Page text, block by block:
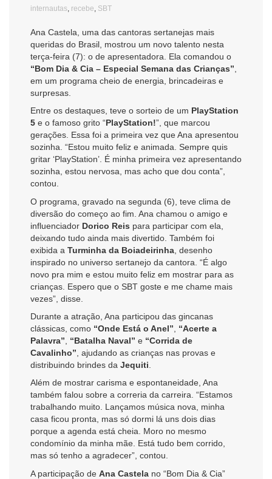
internautas recebe SBT
Ana Castela, uma das cantoras sertanejas mais
queridas do Brasil, mostrou um novo talento nesta
terça-feira (7): o de apresentadora. Ela comandou o
“Bom Dia & Cia – Especial Semana das Crianças”
em um programa cheio de energia, brincadeiras e
surpresas.
Entre os destaques, teve o sorteio de um PlayStation
5 e o famoso grito “PlayStation!”, que marcou
gerações. Essa foi a primeira vez que Ana apresentou
sozinha. “Estou muito feliz e animada. Sempre quis
gritar ‘PlayStation’. É minha primeira vez apresentando
sozinha, estou nervosa, mas acho que dou conta”,
contou.
O programa, gravado na segunda (6), teve clima de
diversão do começo ao fim. Ana chamou o amigo e
influenciador Dorico Reis para participar com ela,
deixando tudo ainda mais divertido. Também foi
exibida a Turminha da Boiadeirinha , desenho
inspirado no universo sertanejo da cantora. “É algo
novo pra mim e estou muito feliz em mostrar para as
crianças. Espero que o SBT goste e me chame mais
vezes”, disse.
Durante a atração, Ana participou das gincanas
clássicas, como “Onde Está o Anel”
“Acerte a
Palavra”
“Batalha Naval” e “Corrida de
Cavalinho” , ajudando as crianças nas provas e
distribuindo brindes da Jequiti
Além de mostrar carisma e espontaneidade, Ana
também falou sobre a correria da carreira. “Estamos
trabalhando muito. Lançamos música nova, minha
casa ficou pronta, mas só dormi lá uns dois dias
porque a agenda está cheia. Moro no mesmo
condomínio da minha mãe. Está tudo bem corrido,
mas só tenho a agradecer”, contou.
A participação de Ana Castela no “Bom Dia & Cia”